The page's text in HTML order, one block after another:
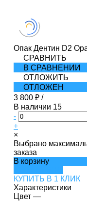
Опак Дентин D2
СРАВНИТЬ
В СРАВНЕНИИ
ОТЛОЖИТЬ
ОТЛОЖЕН
3 800 ₽ /
В наличии 15
-
+
×
Выбрано
заказа
В корзину
КУПИТЬ В 1 КЛИК
Характеристики
Цвет —